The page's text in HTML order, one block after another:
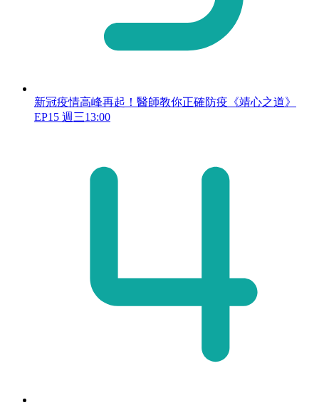
新冠疫情高峰再起！醫師教你正確防疫《靖心之道》
EP15 週三13:00